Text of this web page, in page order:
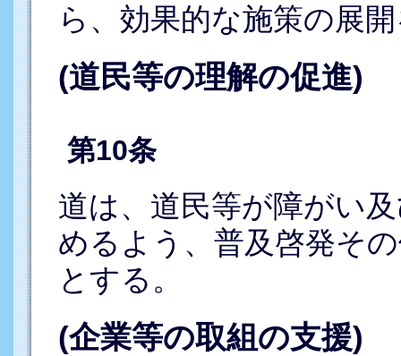
ら、効果的な施策の展
(道民等の理解の促進)
第10条
道は、道民等が障がい
めるよう、普及啓発そ
とする。
(企業等の取組の支援)